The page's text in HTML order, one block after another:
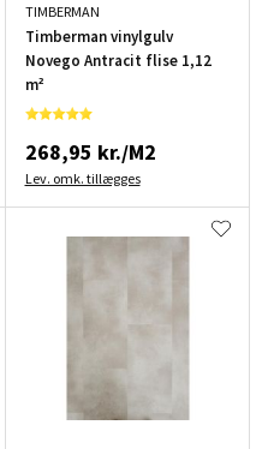
TIMBERMAN
Timberman vinylgulv
Novego Antracit flise 1,12
m²
268,95 kr./M2
Lev. omk. tillægges